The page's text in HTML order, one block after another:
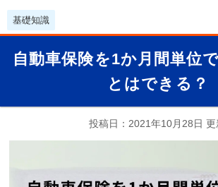
基礎知識
自動車保険を1か月間単位
とはできる？
投稿日：2021年10月28日 更